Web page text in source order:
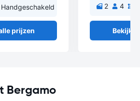
Handgeschakeld
prijzen
2 4
Bekijk
Bergamo